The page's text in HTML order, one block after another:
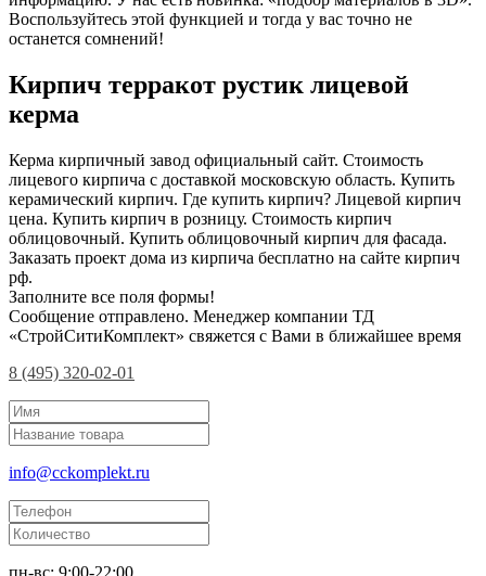
Воспользуйтесь этой функцией и тогда у вас точно не
останется сомнений!
Кирпич терракот рустик лицевой
керма
Керма кирпичный завод официальный сайт. Стоимость
лицевого кирпича с доставкой московскую область. Купить
керамический кирпич. Где купить кирпич? Лицевой кирпич
цена. Купить кирпич в розницу. Стоимость кирпич
облицовочный. Купить облицовочный кирпич для фасада.
Заказать проект дома из кирпича бесплатно на сайте кирпич
рф.
Заполните все поля формы!
Сообщение отправлено. Менеджер компании ТД
«СтройСитиКомплект» свяжется с Вами в ближайшее время
8 (495) 320-02-01
info@cckomplekt.ru
пн-вс: 9:00-22:00